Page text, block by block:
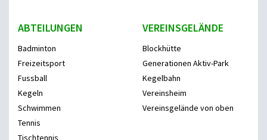
ABTEILUNGEN
Badminton
Freizeitsport
Fussball
Kegeln
Schwimmen
Tennis
Tischtennis
VEREINSGELÄNDE
Blockhütte
Generationen Aktiv-Park
Kegelbahn
Vereinsheim
Vereinsgelände von oben